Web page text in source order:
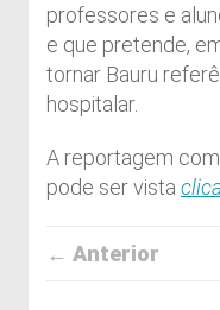
professores e
e que pretende,
tornar Bauru
hospitalar.
A reportagem
pode ser vista
← Anterior